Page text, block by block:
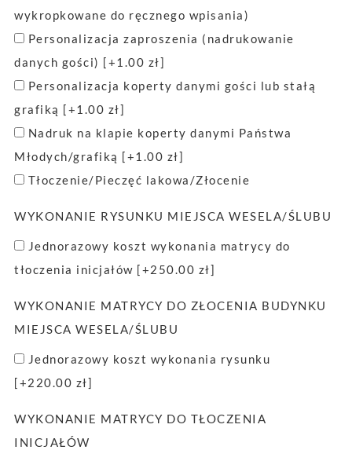
wykropkowane do ręcznego wpisania)
Personalizacja zaproszenia (nadrukowanie
danych gości) [+1.00 zł]
Personalizacja koperty danymi gości lub stałą
grafiką [+1.00 zł]
Nadruk na klapie koperty danymi Państwa
Młodych/grafiką [+1.00 zł]
Tłoczenie/Pieczęć lakowa/Złocenie
WYKONANIE RYSUNKU MIEJSCA WESELA/ŚLUBU
Jednorazowy koszt wykonania matrycy do
tłoczenia inicjałów [+250.00 zł]
WYKONANIE MATRYCY DO ZŁOCENIA BUDYNKU
MIEJSCA WESELA/ŚLUBU
Jednorazowy koszt wykonania rysunku
[+220.00 zł]
WYKONANIE MATRYCY DO TŁOCZENIA
INICJAŁÓW